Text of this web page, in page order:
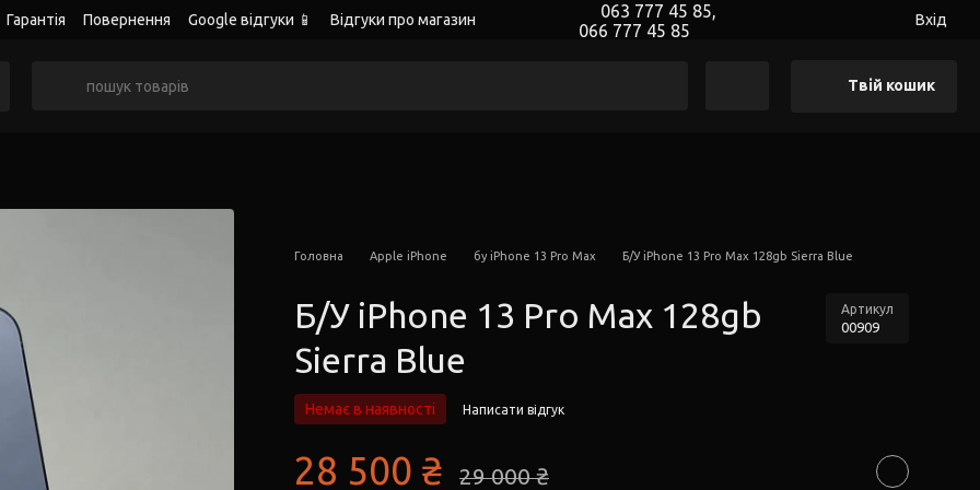
Гарантія Повернення Google відгуки 📱
Відгуки про магазин
063 777 45 85,
066 777 45 85
Вхід
Твій кошик
Головна Apple iPhone бу iPhone 13 Pro Max Б/У iPhone 13 Pro Max 128gb Sierra Blue
Б/У iPhone 13 Pro Max 128gb
Sierra Blue
Артикул
00909
Немає в наявності Написати відгук
28 500 ₴ 29 000 ₴